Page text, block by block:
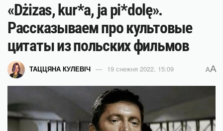
«Dżizas, kur*a, ja pi*dolę».
Рассказываем про культовые
цитаты из польских фильмов
ТАЦЦЯНА КУЛЕВІЧ 19 снежня 2022, 15:09 AA